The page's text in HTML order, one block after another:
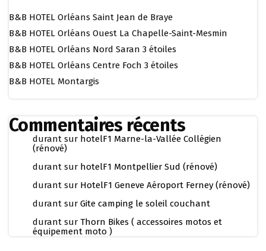
B&B HOTEL Orléans Saint Jean de Braye
B&B HOTEL Orléans Ouest La Chapelle-Saint-Mesmin
B&B HOTEL Orléans Nord Saran 3 étoiles
B&B HOTEL Orléans Centre Foch 3 étoiles
B&B HOTEL Montargis
Commentaires récents
durant sur hotelF1 Marne-la-Vallée Collégien
(rénové)
durant sur hotelF1 Montpellier Sud (rénové)
durant sur HotelF1 Geneve Aéroport Ferney (rénové)
durant sur Gite camping le soleil couchant
durant sur Thorn Bikes ( accessoires motos et
équipement moto )